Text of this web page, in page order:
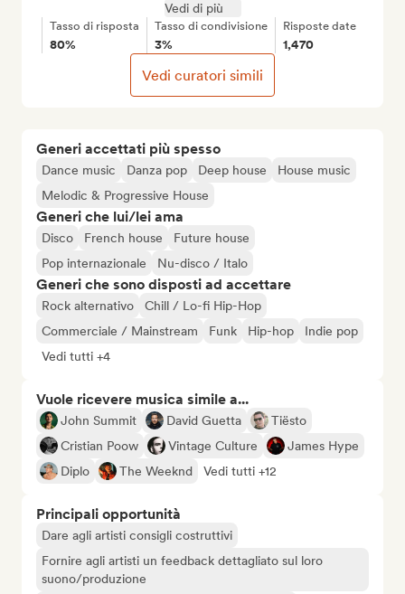
Generi accettati più spesso
Dance music Danza pop Deep house
House music
Melodic & Progressive House
Generi che lui/lei ama
Disco French house
Future house
Pop internazionale
Nu-disco / Italo
Generi che sono disposti ad accettare
Rock alternativo
Chill / Lo-fi Hip-Hop
Commerciale / Mainstream
Funk Hip-hop
Indie pop
Vedi tutti +4
Vuole ricevere musica simile a...
John Summit David Guetta
Tiësto
Cristian Poow
Vintage Culture
James Hype
Diplo
The Weeknd Vedi tutti +12
Principali opportunità
Dare agli artisti consigli costruttivi
Fornire agli artisti un feedback dettagliato sul loro
suono/produzione
Vedi di più
Tasso di risposta
80%
Tasso di condivisione
3%
Risposte date
1,470
Vedi curatori simili